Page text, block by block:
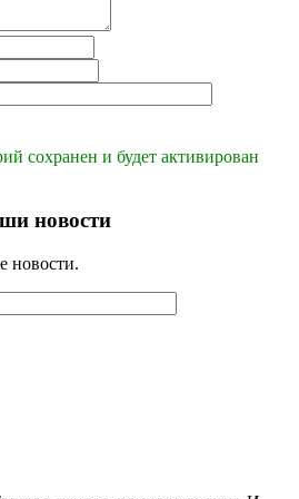
сохранен и будет активирован
новости
новости.